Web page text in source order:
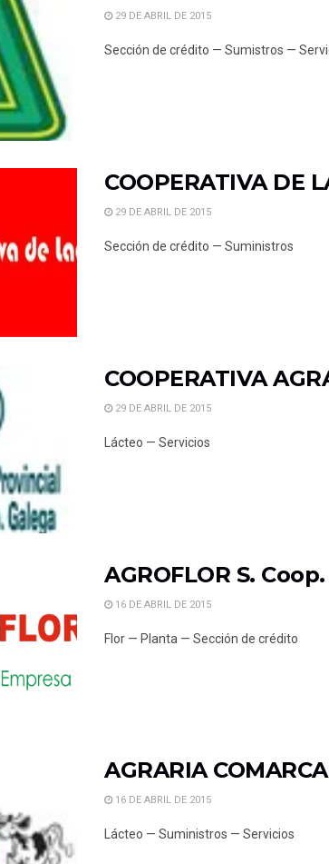
29 DE ABRIL DE 2015
Sección de crédito — Sumistros —
COOPERATIVA DE
29 DE ABRIL DE 2015
Sección de crédito — Suministros
COOPERATIVA
29 DE ABRIL DE 2015
Lácteo — Servicios
AGROFLOR S.
16 DE ABRIL DE 2015
Flor — Planta — Sección de crédito
AGRARIA
16 DE ABRIL DE 2015
Lácteo — Suministros — Servicios